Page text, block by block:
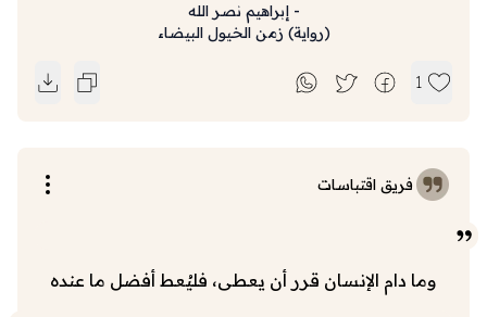
-إبراهيم نصر الله
(رواية) زمن الخيول البيضاء
1
فريق اقتباسات
وما دام الإنسان قرر أن يعطى، فليُعط أفضل ما عنده